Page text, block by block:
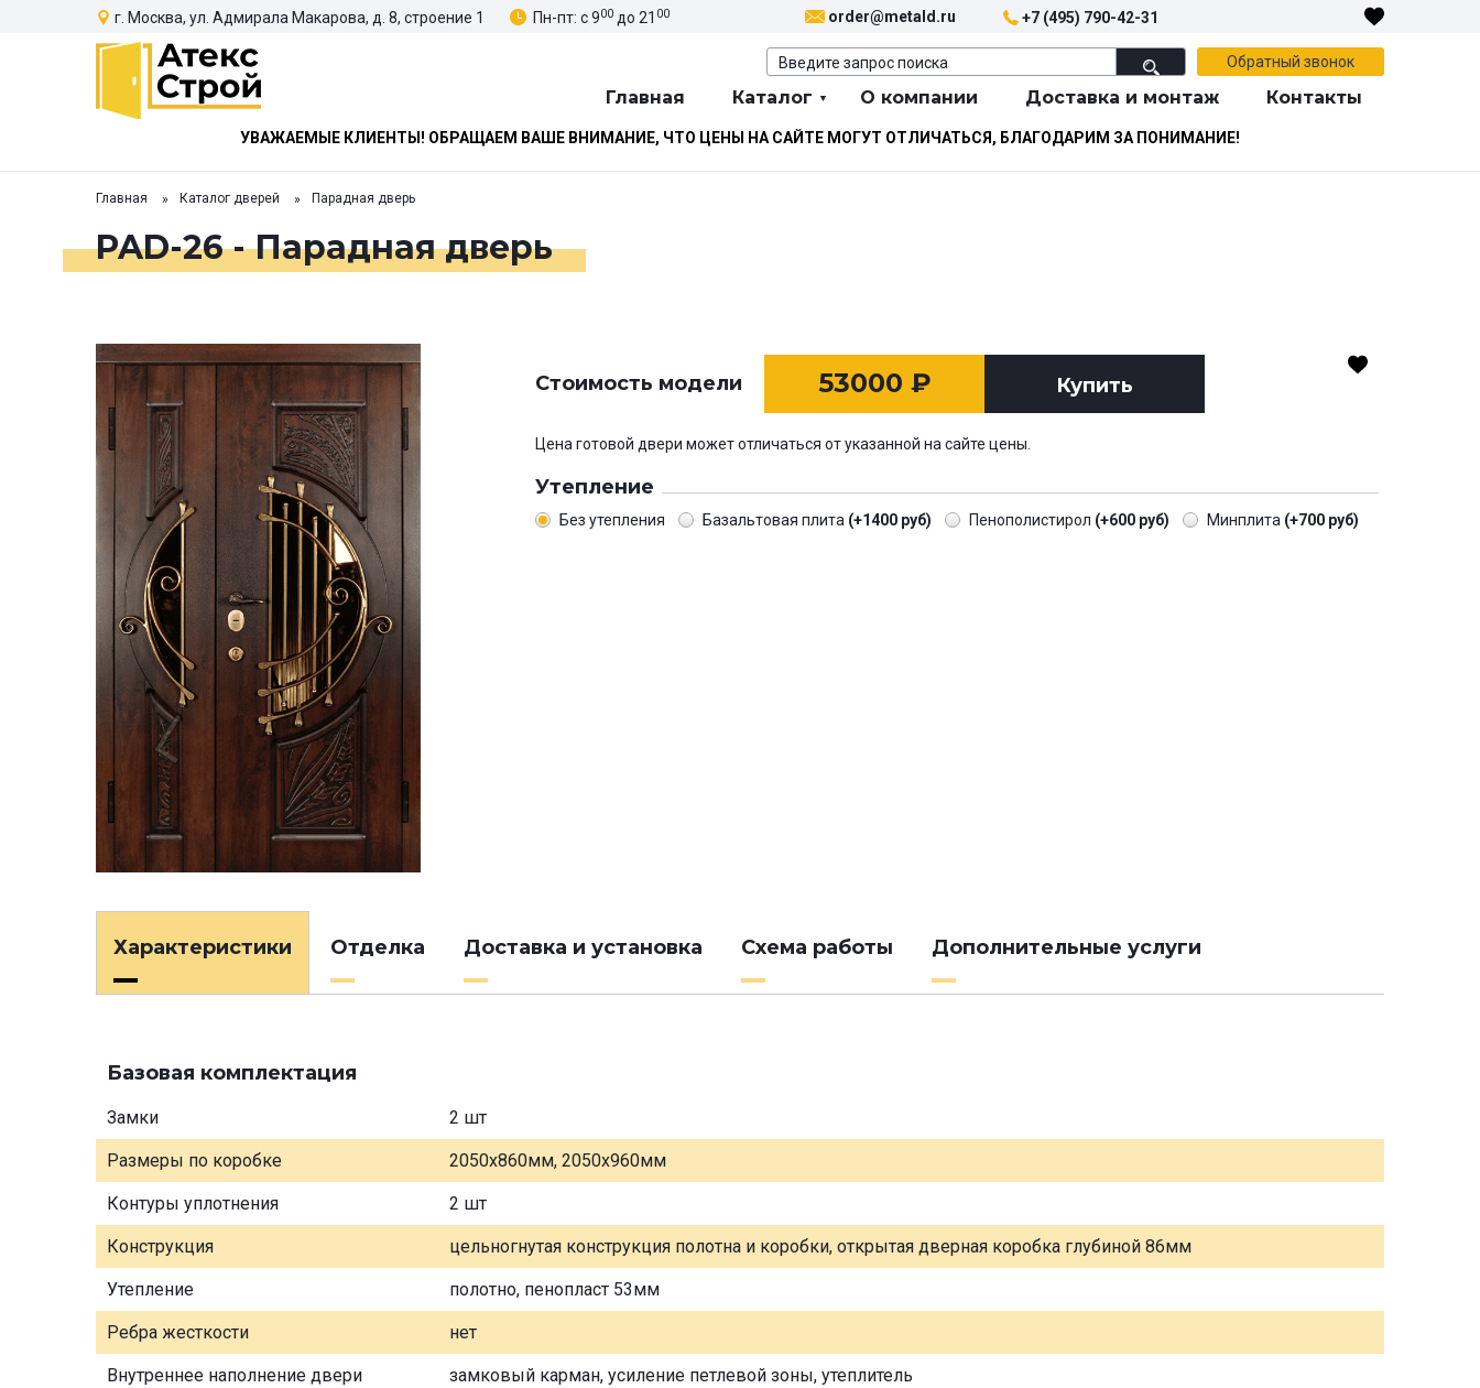
г. Москва, ул. Адмирала Макарова, д. 8, строение 1 Пн-пт: с 900 до 21 00 order@metald.ru +7 (495) 790-42-31
Обратный звонок
Главная Каталог О компании Доставка и монтаж Контакты
УВАЖАЕМЫЕ КЛИЕНТЫ! ОБРАЩАЕМ ВАШЕ ВНИМАНИЕ, ЧТО ЦЕНЫ НА САЙТЕ МОГУТ ОТЛИЧАТЬСЯ, БЛАГОДАРИМ ЗА ПОНИМАНИЕ!
Главная Каталог дверей Парадная дверь
PAD-26 - Парадная дверь
Стоимость модели 53000 ₽ Купить
Цена готовой двери может отличаться от указанной на сайте цены.
Утепление
Без утепления Базальтовая плита (+1400 руб) Пенополистирол (+600 руб) Минплита (+700 руб)
Характеристики Отделка Доставка и установка Схема работы Дополнительные услуги
Базовая комплектация
Замки 2 шт
Размеры по коробке 2050х860мм, 2050х960мм
Контуры уплотнения 2 шт
Конструкция цельногнутая конструкция полотна и коробки, открытая дверная коробка глубиной 86мм
Утепление полотно, пенопласт 53мм
Ребра жесткости нет
Внутреннее наполнение двери замковый карман, усиление петлевой зоны, утеплитель